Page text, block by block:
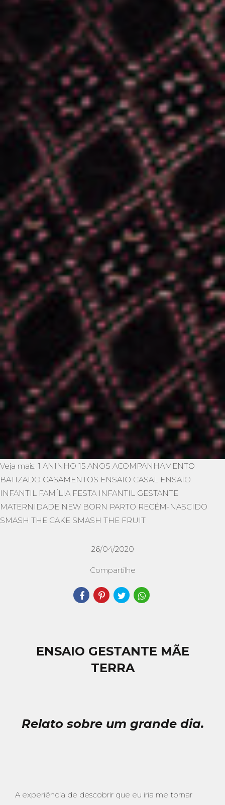
Veja mais: 1 ANINHO 15 ANOS ACOMPANHAMENTO
BATIZADO CASAMENTOS ENSAIO CASAL ENSAIO
INFANTIL FAMÍLIA FESTA INFANTIL GESTANTE
MATERNIDADE NEW BORN PARTO RECÉM-NASCIDO
SMASH THE CAKE SMASH THE FRUIT
26/04/2020
Compartilhe
ENSAIO GESTANTE MÃE
TERRA
Relato sobre um grande dia.
A experiência de descobrir que eu iria me tornar